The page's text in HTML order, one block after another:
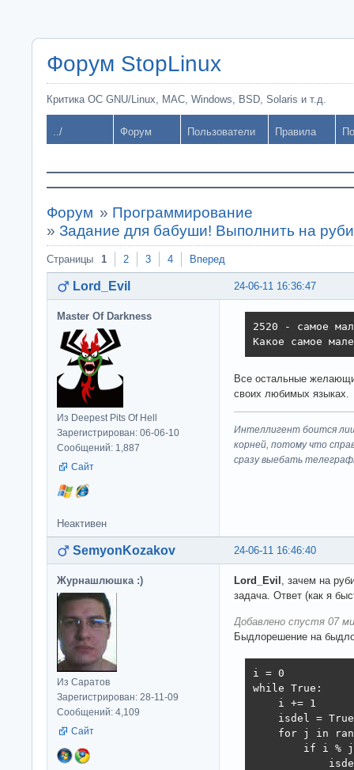
Форум StopLinux
Критика ОС GNU/Linux, MAC, Windows, BSD, Solaris и т.д.
../ Форум Пользователи Правила
Форум » Программирование
» Задание для бабуши! Выполнить на
Страницы 1 2 3 4 Вперед
24-06-11 16:36:47
Lord_Evil
Master Of Darkness
Из Deepest Pits Of Hell
Зарегистрирован: 06-06-10
Сообщений: 1,887
Сайт
2520 - самое
Какое самое
Все остальные
своих любимых языках.
Интеллигент боится
корней, потому что
сразу выeбaть
Неактивен
24-06-11 16:46:40
SemyonKozakov
Журнашлюшка :)
Из Саратов
Зарегистрирован: 28-11-09
Сообщений: 4,109
Сайт
Lord_Evil
, зачем на
задача. Ответ (как я
Добавлено спустя 07
Быдлорешение на
i = 0
while True:
    i += 1
    isdel = True
for j in
if i %